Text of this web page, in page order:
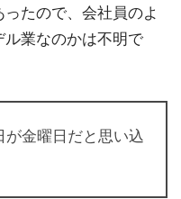
たので、会社員のよ
ル業なのかは不明で
金曜日だと思い込